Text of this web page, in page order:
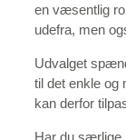
en væsentlig
udefra, men
Udvalget
til det enkle og
kan derfor
Har du særlige